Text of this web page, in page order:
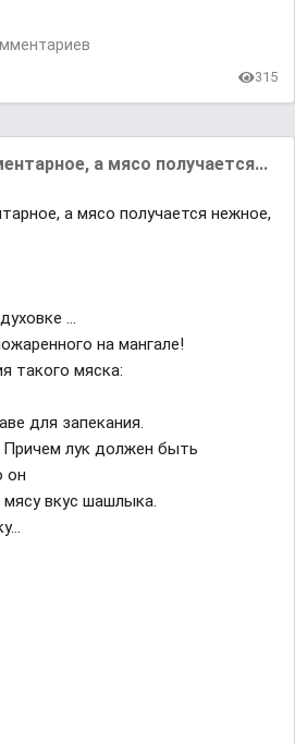
315
а мясо получается...
а мясо получается нежное,
...
на мангале!
такого мяска:
для запекания.
Причем лук должен быть
он
мясу вкус шашлыка.